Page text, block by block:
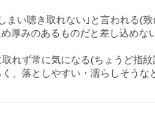
まい聴き取れない｣と言われる(致
厚みのあるものだと差し込めな
れず常に気になる(ちょうど指
、落としやすい・濡らしそうな